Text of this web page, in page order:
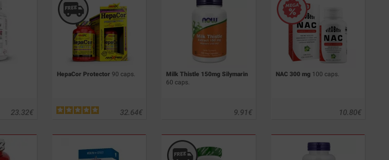
€
23.32
HepaCor Protector 90 caps.
€
32.64
Milk Thistle 150mg Silymarin
60 caps.
€
9.91
NAC 300 mg 100 caps.
€
10.80